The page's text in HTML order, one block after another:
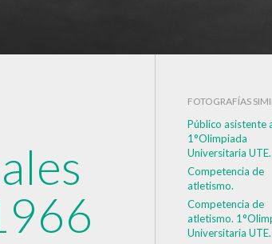
FOTOGRAFÍAS
Público asistente
1°Olimpiada
Universitaria
Competencia de
atletismo.
Competencia de
atletismo.
Universitaria